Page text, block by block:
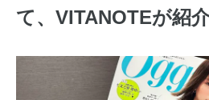
て、VITANOTEが紹